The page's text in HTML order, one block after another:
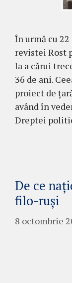
În urmă cu
revistei Rost
la a cărui
36 de ani.
proiect de
având în
Dreptei
De ce
filo-ruși
8 octombrie